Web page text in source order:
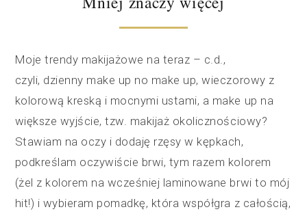
Moje trendy makijażowe na teraz – c.d.,
czyli, dzienny make up no make up, wieczorowy z
kolorową kreską i mocnymi ustami, a make up na
większe wyjście, tzw. makijaż okolicznościowy?
Stawiam na oczy i dodaję rzęsy w kępkach,
podkreślam oczywiście brwi, tym razem kolorem
(żel z kolorem na wcześniej laminowane brwi to mój
hit!) i wybieram pomadkę, która współgra z całością,